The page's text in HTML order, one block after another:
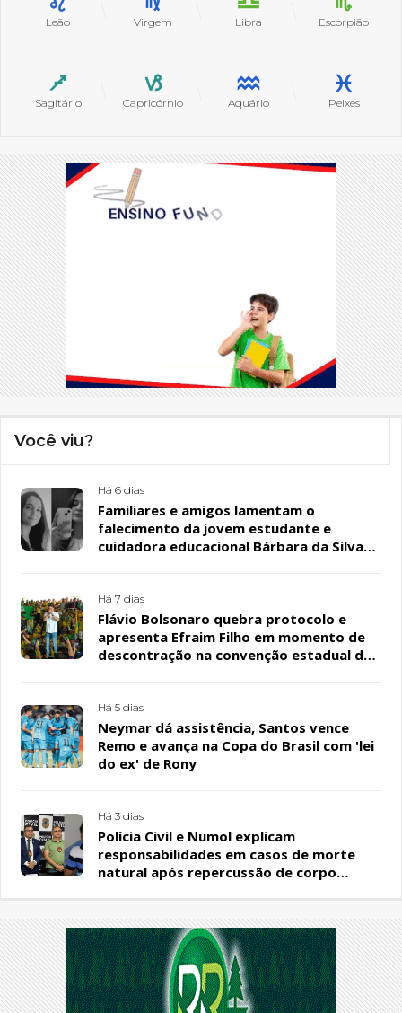
Leão Virgem Libra Escorpião
Sagitário Capricórnio Aquário Peixes
Você viu?
Há 6 dias
Familiares e amigos lamentam o
falecimento da jovem estudante e
cuidadora educacional Bárbara da Silva
Há 7 dias
Flávio Bolsonaro quebra protocolo e
apresenta Efraim Filho em momento de
descontração na convenção estadual do
Há 5 dias
Neymar dá assistência, Santos vence
Remo e avança na Copa do Brasil com 'lei
do ex' de Rony
Há 3 dias
Polícia Civil e Numol explicam
responsabilidades em casos de morte
natural após repercussão de corpo